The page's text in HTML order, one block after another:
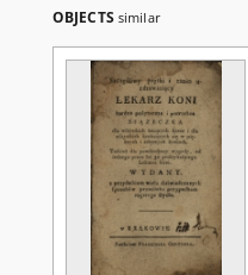
OBJECTS similar